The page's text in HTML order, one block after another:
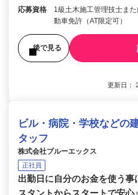
応募資格
1級土木施工管理技士ま
動車免許（AT限定可）
後で見る
更新日：
ビル・病院・学校などの
タッフ
株式会社ブルーエックス
正社員
出勤日に自分のお金を使う
スタントからスタートで安心